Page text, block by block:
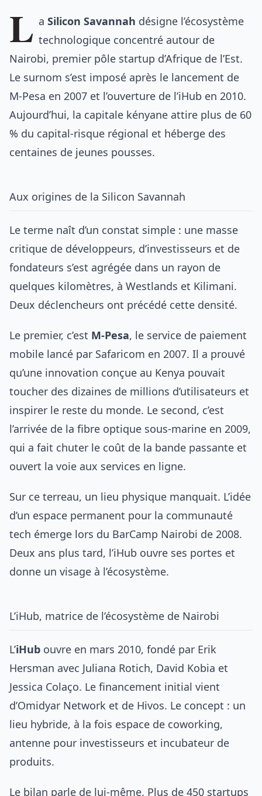
L a Silicon Savannah désigne l’écosystème
technologique concentré autour de
Nairobi, premier pôle startup d’Afrique de l’Est.
Le surnom s’est imposé après le lancement de
M-Pesa en 2007 et l’ouverture de l’iHub en 2010.
Aujourd’hui, la capitale kényane attire plus de 60
% du capital-risque régional et héberge des
centaines de jeunes pousses.
Aux origines de la Silicon Savannah
Le terme naît d’un constat simple : une masse
critique de développeurs, d’investisseurs et de
fondateurs s’est agrégée dans un rayon de
quelques kilomètres, à Westlands et Kilimani.
Deux déclencheurs ont précédé cette densité.
Le premier, c’est M-Pesa, le service de paiement
mobile lancé par Safaricom en 2007. Il a prouvé
qu’une innovation conçue au Kenya pouvait
toucher des dizaines de millions d’utilisateurs et
inspirer le reste du monde. Le second, c’est
l’arrivée de la fibre optique sous-marine en 2009,
qui a fait chuter le coût de la bande passante et
ouvert la voie aux services en ligne.
Sur ce terreau, un lieu physique manquait. L’idée
d’un espace permanent pour la communauté
tech émerge lors du BarCamp Nairobi de 2008.
Deux ans plus tard, l’iHub ouvre ses portes et
donne un visage à l’écosystème.
L’iHub, matrice de l’écosystème de Nairobi
L’iHub ouvre en mars 2010, fondé par Erik
Hersman avec Juliana Rotich, David Kobia et
Jessica Colaço. Le financement initial vient
d’Omidyar Network et de Hivos. Le concept : un
lieu hybride, à la fois espace de coworking,
antenne pour investisseurs et incubateur de
produits.
Le bilan parle de lui-même. Plus de 450 startups